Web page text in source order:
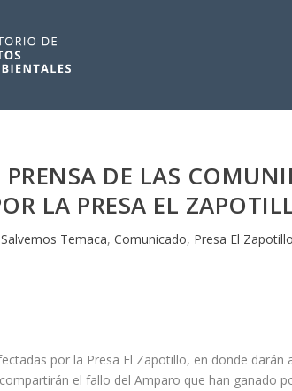
DE LAS
LA PRESA EL
Temaca, Comunicado, Presa El Zapotillo
por la Presa El Zapotillo, en donde darán
el fallo del Amparo que han ganado